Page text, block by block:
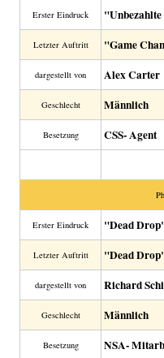
Erster Eindruck
Letzter Auftritt "Game
dargestellt von Alex Carter
Geschlecht Männlich
Besetzung CSS- Agent
Erster Eindruck "Dead
Letzter Auftritt "Dead
dargestellt von Richard
Geschlecht Männlich
Besetzung NSA-